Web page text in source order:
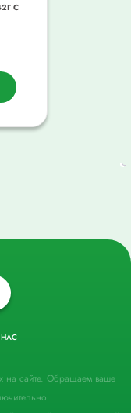
С
на сайте. Обращаем ваше